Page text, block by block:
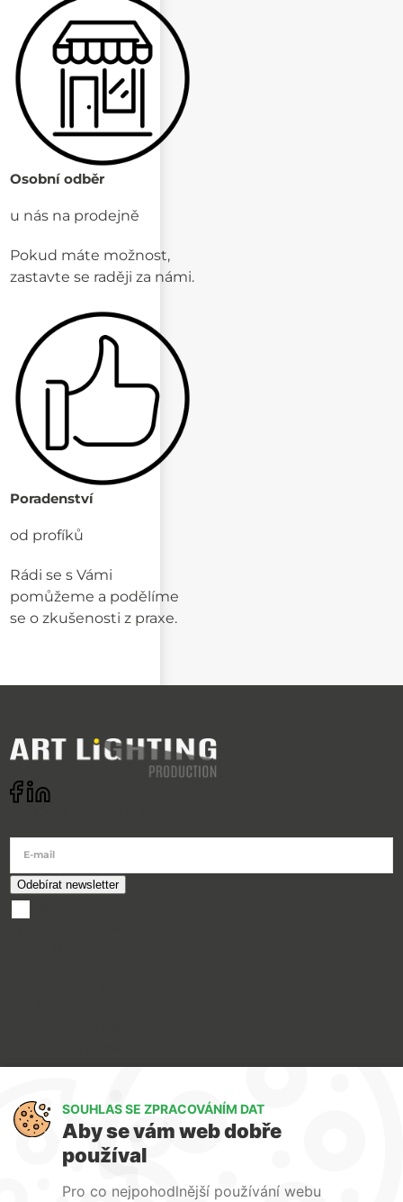
Osobní odběr
u nás na prodejně
Pokud máte možnost,
zastavte se raději za námi.
Poradenství
od profíků
Rádi se s Vámi
pomůžeme a podělíme
se o zkušenosti z praxe.
E-mail
O nás
Služby
Kontakty
SOUHLAS SE ZPRACOVÁNÍM DAT
Aby se vám web dobře
používal
Pro co nejpohodlnější používání webu